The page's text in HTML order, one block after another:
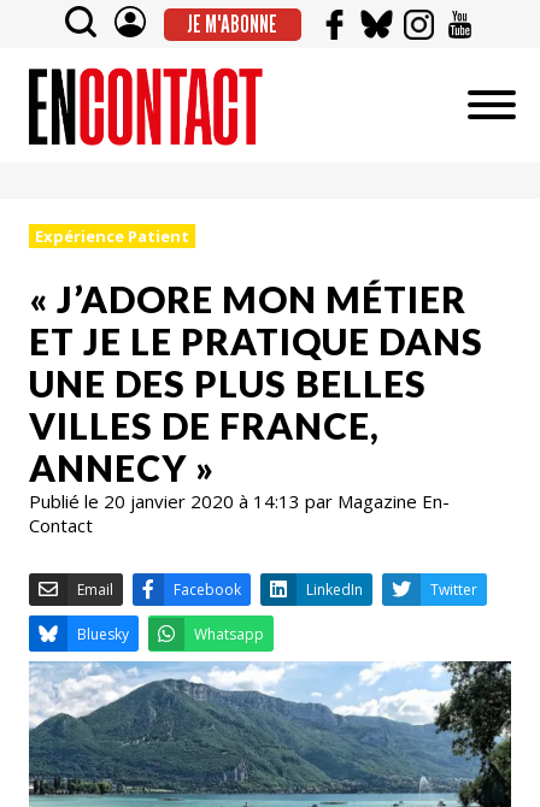
JE M'ABONNE
Expérience Patient
« J’ADORE MON MÉTIER
ET JE LE PRATIQUE DANS
UNE DES PLUS BELLES
VILLES DE FRANCE,
ANNECY »
Publié le 20 janvier 2020 à 14:13 par Magazine En-
Contact
Email Facebook LinkedIn
Bluesky Whatsapp